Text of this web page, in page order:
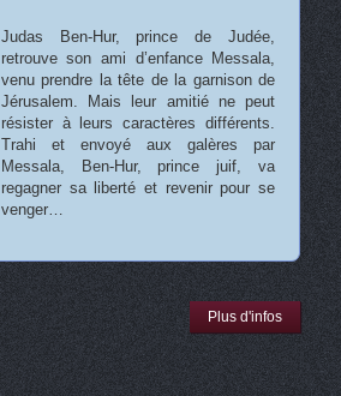
Judas Ben-Hur, prince de Judée,
retrouve son ami d’enfance Messala,
venu prendre la tête de la garnison de
Jérusalem. Mais leur amitié ne peut
résister à leurs caractères différents.
Trahi et envoyé aux galères par
Messala, Ben-Hur, prince juif, va
regagner sa liberté et revenir pour se
venger…
Plus d'infos